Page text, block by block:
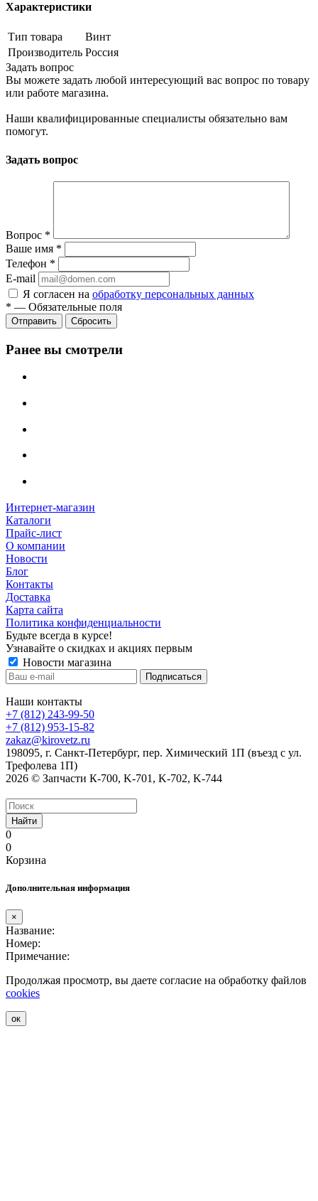
Характеристики
Тип товара
Винт
Производитель Россия
Задать вопрос
Вы можете задать любой интересующий вас вопрос по товару
или работе магазина.
Наши квалифицированные специалисты обязательно вам
помогут.
Задать вопрос
Вопрос *
Ваше имя *
Телефон *
E-mail
Я согласен на обработку персональных данных
* — Обязательные поля
Сбросить
Ранее вы смотрели
Интернет-магазин
Каталоги
Прайс-лист
О компании
Новости
Блог
Контакты
Доставка
Карта сайта
Политика конфиденциальности
Будьте всегда в курсе!
Узнавайте о скидках и акциях первым
Новости магазина
Наши контакты
+7 (812) 243-99-50
+7 (812) 953-15-82
zakaz@kirovetz.ru
198095, г. Санкт-Петербург, пер. Химический 1П (въезд с ул.
Трефолева 1П)
2026 © Запчасти К-700, K-701, K-702, K-744
Найти
0
0
Корзина
Дополнительная информация
×
Название:
Номер:
Примечание:
Продолжая просмотр, вы даете согласие на обработку файлов
cookies
ок